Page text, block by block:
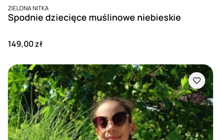
PRODUCENT
ZIELONA NITKA
Spodnie dziecięce muślinowe niebieskie
Cena
149,00 zł